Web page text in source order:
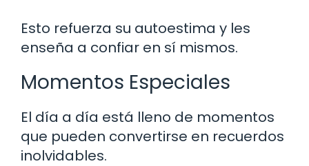
Esto refuerza su autoestima y les
enseña a confiar en sí mismos.
Momentos Especiales
El día a día está lleno de momentos
que pueden convertirse en recuerdos
inolvidables.